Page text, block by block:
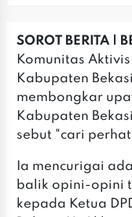
SOROT BERITA |
Komunitas
Kabupaten
membongkar
Kabupaten
sebut "cari
Ia mencurigai
balik opini-opini
kepada Ketua